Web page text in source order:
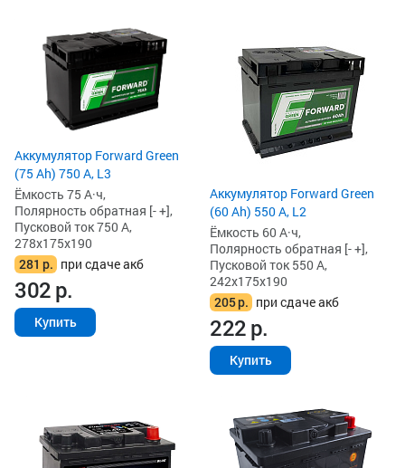
Аккумулятор Forward Green
(75 Ah) 750 А, L3
Ёмкость 75 А·ч,
Полярность обратная [- +],
Пусковой ток 750 А,
278x175x190
281 р. при сдаче акб
302р.
Купить
Аккумулятор Forward Green
(60 Ah) 550 А, L2
Ёмкость 60 А·ч,
Полярность обратная [- +],
Пусковой ток 550 А,
242x175x190
205р. при сдаче акб
222р.
Купить